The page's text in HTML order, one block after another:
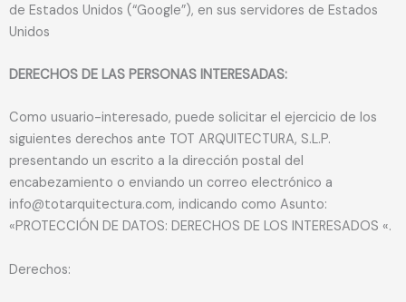
de Estados Unidos (“Google”), en sus servidores de Estados
Unidos
DERECHOS DE LAS PERSONAS INTERESADAS:
Como usuario-interesado, puede solicitar el ejercicio de los
siguientes derechos ante TOT ARQUITECTURA, S.L.P.
presentando un escrito a la dirección postal del
encabezamiento o enviando un correo electrónico a
info@totarquitectura.com, indicando como Asunto:
«PROTECCIÓN DE DATOS: DERECHOS DE LOS INTERESADOS «.
Derechos: